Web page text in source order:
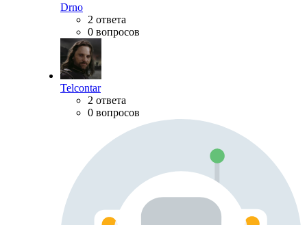
Drno
2 ответа
0 вопросов
Telcontar
2 ответа
0 вопросов